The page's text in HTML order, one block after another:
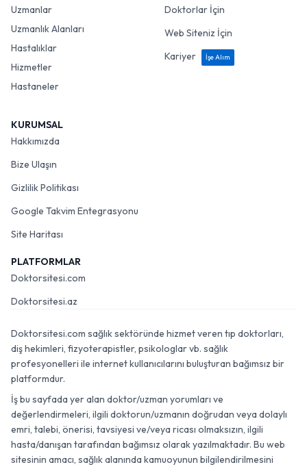
Uzmanlar
Uzmanlık Alanları
Hastalıklar
Hizmetler
Hastaneler
Doktorlar İçin
Web Siteniz İçin
Kariyer
İşe Alım
KURUMSAL
Hakkımızda
Bize Ulaşın
Gizlilik Politikası
Google Takvim Entegrasyonu
Site Haritası
PLATFORMLAR
Doktorsitesi.com
Doktorsitesi.az
Doktorsitesi.com sağlık sektöründe hizmet veren tıp doktorları,
diş hekimleri, fizyoterapistler, psikologlar vb. sağlık
profesyonelleri ile internet kullanıcılarını buluşturan bağımsız bir
platformdur.
İş bu sayfada yer alan doktor/uzman yorumları ve
değerlendirmeleri, ilgili doktorun/uzmanın doğrudan veya dolaylı
emri, talebi, önerisi, tavsiyesi ve/veya ricası olmaksızın, ilgili
hasta/danışan tarafından bağımsız olarak yazılmaktadır. Bu web
sitesinin amacı, sağlık alanında kamuoyunun bilgilendirilmesini